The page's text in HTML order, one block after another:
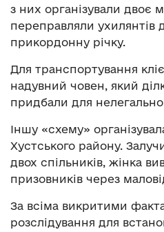
з них організували двоє
переправляли ухилянтів
прикордонну річку.
Для транспортування
надувний човен, який
придбали для
Іншу «схему»
Хустського району.
двох спільників, жінка
призовників через
За всіма викритими
розслідування для